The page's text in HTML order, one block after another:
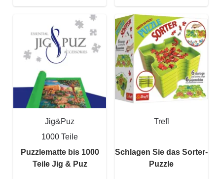
Jig&Puz
1000 Teile
Puzzlematte bis 1000
Teile Jig & Puz
Trefl
Schlagen Sie das Sorter-
Puzzle